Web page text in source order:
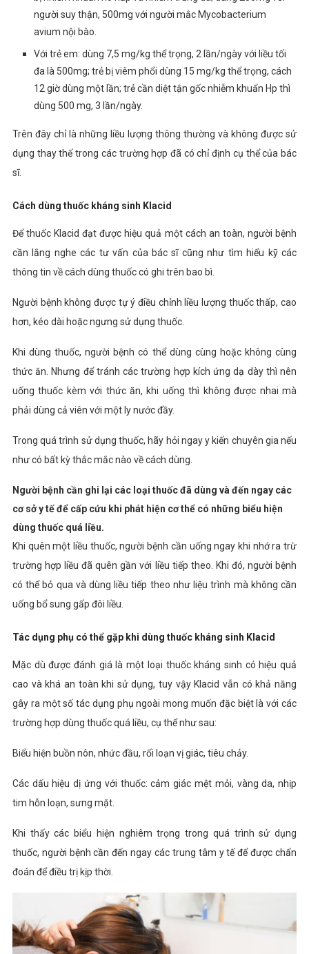
người suy thận, 500mg với người mắc Mycobacterium
avium nội bào.
Với trẻ em: dùng 7,5 mg/kg thể trọng, 2 lần/ngày với liều tối
đa là 500mg; trẻ bị viêm phổi dùng 15 mg/kg thể trọng, cách
12 giờ dùng một lần; trẻ cần diệt tận gốc nhiễm khuẩn Hp thì
dùng 500 mg, 3 lần/ngày.
Trên đây chỉ là những liều lượng thông thường và không được sử
dụng thay thế trong các trường hợp đã có chỉ định cụ thể của bác
sĩ.
Cách dùng thuốc kháng sinh Klacid
Để thuốc Klacid đạt được hiệu quả một cách an toàn, người bệnh
cần lắng nghe các tư vấn của bác sĩ cũng như tìm hiểu kỹ các
thông tin về cách dùng thuốc có ghi trên bao bì.
Người bệnh không được tự ý điều chỉnh liều lượng thuốc thấp, cao
hơn, kéo dài hoặc ngưng sử dụng thuốc.
Khi dùng thuốc, người bệnh có thể dùng cùng hoặc không cùng
thức ăn. Nhưng để tránh các trường hợp kích ứng dạ dày thì nên
uống thuốc kèm với thức ăn, khi uống thì không được nhai mà
phải dùng cả viên với một ly nước đầy.
Trong quá trình sử dụng thuốc, hãy hỏi ngay y kiến chuyên gia nếu
như có bất kỳ thắc mắc nào về cách dùng.
Người bệnh cần ghi lại các loại thuốc đã dùng và đến ngay các
cơ sở y tế để cấp cứu khi phát hiện cơ thể có những biểu hiện
dùng thuốc quá liều.
Khi quên một liều thuốc, người bệnh cần uống ngay khi nhớ ra trừ
trường hợp liều đã quên gần với liều tiếp theo. Khi đó, người bệnh
có thể bỏ qua và dùng liều tiếp theo như liệu trình mà không cần
uống bổ sung gấp đôi liều.
Tác dụng phụ có thể gặp khi dùng thuốc kháng sinh Klacid
Mặc dù được đánh giá là một loại thuốc kháng sinh có hiệu quả
cao và khá an toàn khi sử dụng, tuy vậy Klacid vẫn có khả năng
gây ra một số tác dụng phụ ngoài mong muốn đặc biệt là với các
trường hợp dùng thuốc quá liều, cụ thể như sau:
Biểu hiện buồn nôn, nhức đầu, rối loạn vị giác, tiêu chảy.
Các dấu hiệu dị ứng với thuốc: cảm giác mệt mỏi, vàng da, nhịp
tim hỗn loạn, sưng mặt.
Khi thấy các biểu hiện nghiêm trọng trong quá trình sử dụng
thuốc, người bệnh cần đến ngay các trung tâm y tế để được chẩn
đoán để điều trị kịp thời.